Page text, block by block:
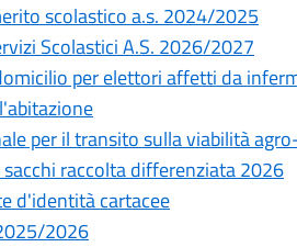
scolastico a.s. 2024/2025
Scolastici A.S. 2026/2027
per elettori affetti da
per il transito sulla viabilità
raccolta differenziata 2026
d'identità cartacee
2026